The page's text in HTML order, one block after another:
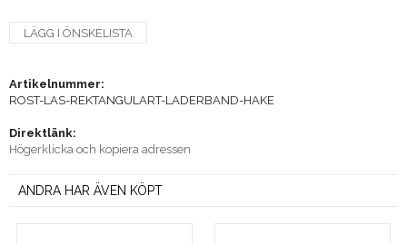
LÄGG I ÖNSKELISTA
Artikelnummer:
ROST-LAS-REKTANGULART-LADERBAND-HAKE
Direktlänk:
Högerklicka och kopiera adressen
ANDRA HAR ÄVEN KÖPT